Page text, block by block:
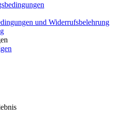
und Widerrufsbelehrung